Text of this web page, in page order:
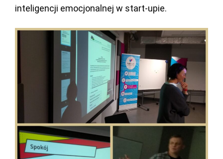
inteligencji emocjonalnej w start-upie.